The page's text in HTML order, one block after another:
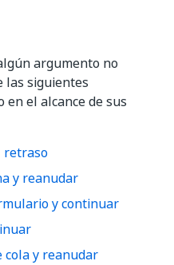
argumento no
las siguientes
en el alcance de sus
retraso
y reanudar
y continuar
cola y reanudar